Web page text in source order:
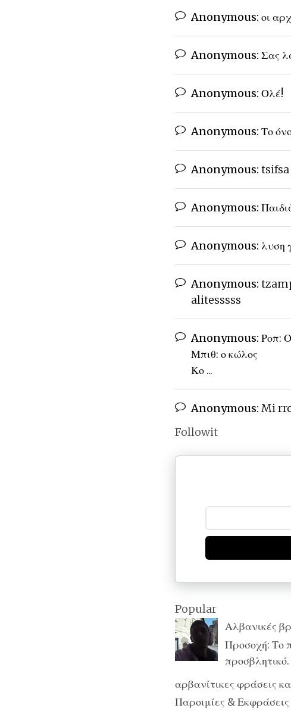
Anonymous: οι
Anonymous: Σας
Anonymous: Ολέ!
Anonymous: Το
Anonymous:
Anonymous:
Anonymous: λυση
Anonymous:
alitesssss
Anonymous: Ροπ:
Μπιθ: ο κώλος
Κο ...
Anonymous: Mi
Followit
Popular
Αλβανικές
Προσοχή: Το
αρβανίτικες φράσεις
Παροιμίες &